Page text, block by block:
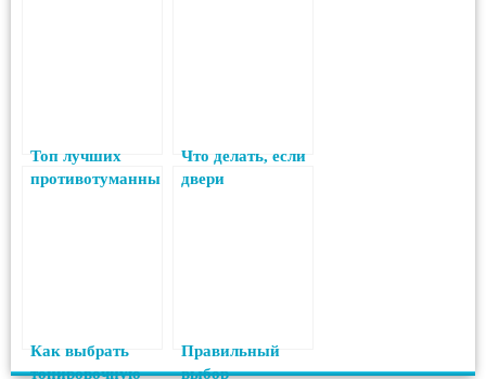
Топ лучших
противотуманных
Что делать, если
двери
Как выбрать
тонировочную
Правильный
выбор